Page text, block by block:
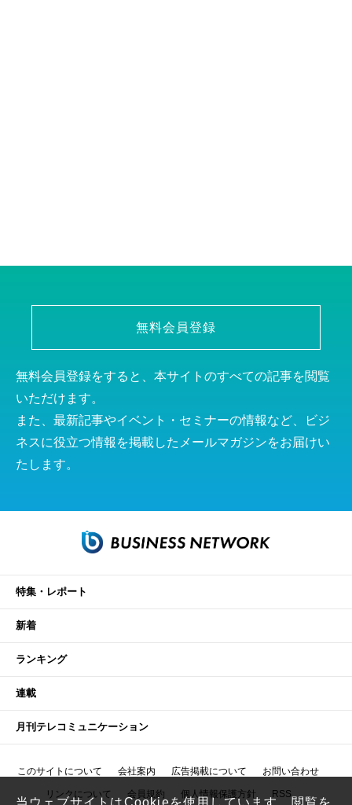
無料会員登録
無料会員登録をすると、本サイトのすべての記事を閲覧
いただけます。
また、最新記事やイベント・セミナーの情報など、ビジ
ネスに役立つ情報を掲載したメールマガジンをお届けい
たします。
特集・レポート
新着
ランキング
連載
月刊テレコミュニケーション
このサイトについて 会社案内 広告掲載について お問い合わせ
リンクについて 会員規約 個人情報保護方針 RSS
当ウェブサイトはCookieを使用しています。閲覧を